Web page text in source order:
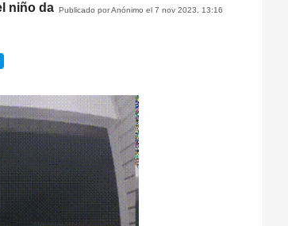
Publicado por Anónimo el 7 nov 2023, 13:16
niño da